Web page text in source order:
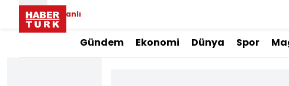
Canlı
Gündem Ekonomi Dünya Spor